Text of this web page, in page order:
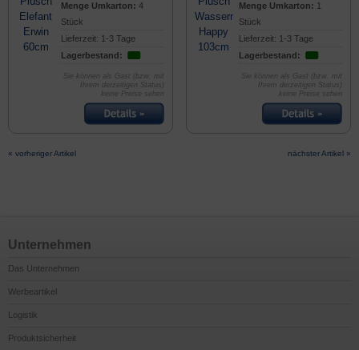
Menge Umkarton: 4
Stück
Lieferzeit: 1-3 Tage
Lagerbestand:
Sie können als Gast (bzw. mit
Ihrem derzeitigen Status)
keine Preise sehen
Menge Umkarton: 1
Stück
Lieferzeit: 1-3 Tage
Lagerbestand:
Sie können als Gast (bzw. mit
Ihrem derzeitigen Status)
keine Preise sehen
« vorheriger Artikel nächster Artikel »
Unternehmen
Das Unternehmen
Werbeartikel
Logistik
Produktsicherheit